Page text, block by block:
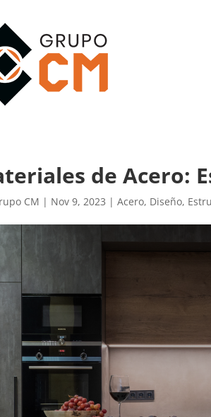
de Acero:
CM | Nov 9, 2023 |Acero, Diseño,